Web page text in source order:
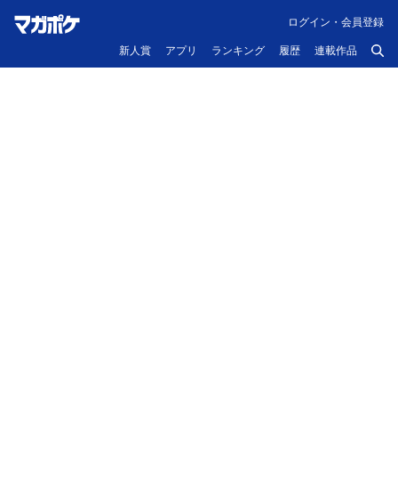
新人賞 アプリ ランキング 履歴 連載作品
ログイン・会員登録